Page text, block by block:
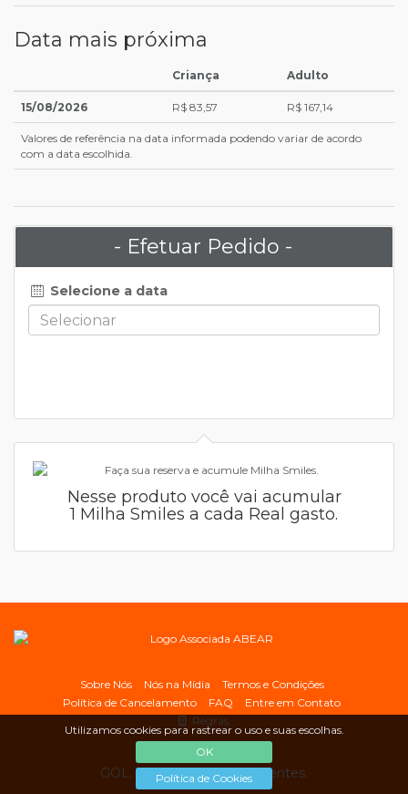
Utilizamos cookies para rastrear o uso e suas escolhas.
OK
Política de Cookies
Data mais próxima
Criança Adulto
15/08/2026 R$ 83,57 R$ 167,14
Valores de referência na data informada podendo variar de acordo
com a data escolhida.
- Efetuar Pedido -
Selecione a data
Nesse produto você vai acumular
1 Milha Smiles a cada Real gasto.
Sobre Nós Nós na Mídia
Termos e Condições
Política de Cancelamento
FAQ
Entre em Contato
Regras
GOL. Linhas Aéreas Inteligentes.